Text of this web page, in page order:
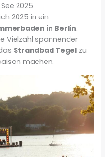
2025
2025 in ein
in Berlin.
Vielzahl spannender
Strandbad Tegel zu
machen.